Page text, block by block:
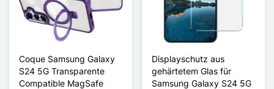
Coque Samsung Galaxy
S24 5G Transparente
Compatible MagSafe
Displayschutz aus
gehärtetem Glas für
Samsung Galaxy S24 5G